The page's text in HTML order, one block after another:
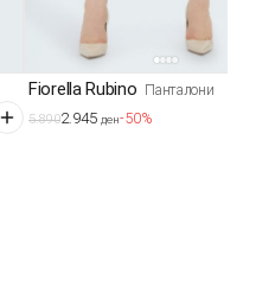
Fiorella Rubino Панталони
5.8902.945 ден-50%